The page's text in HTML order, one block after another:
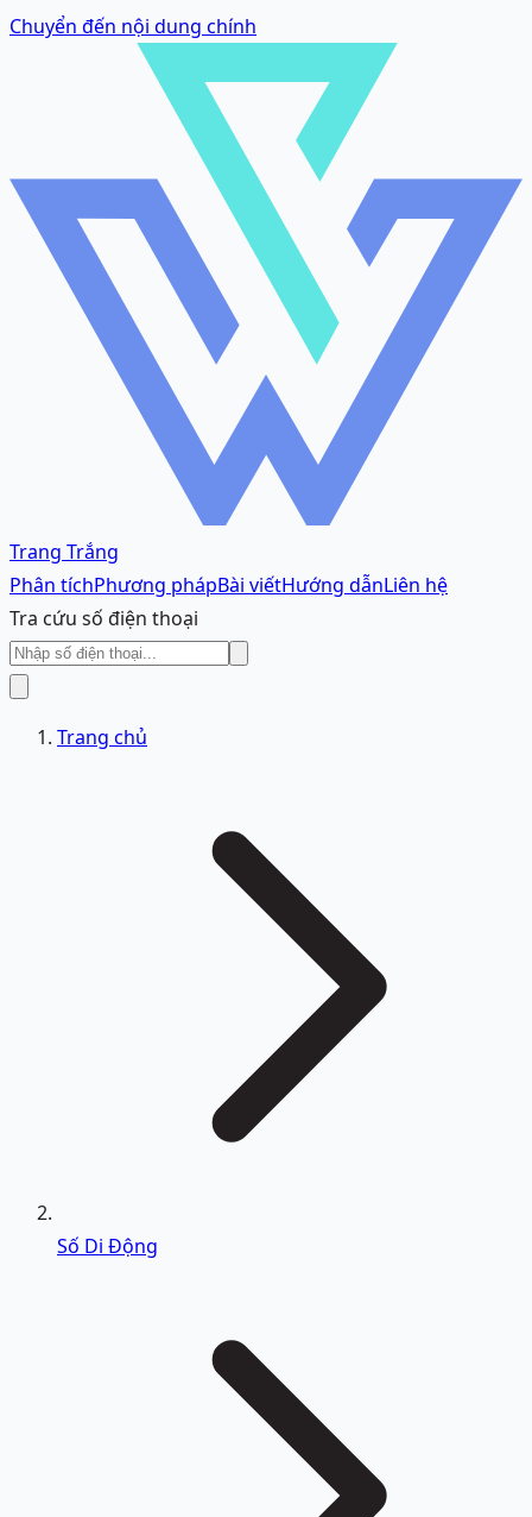
Chuyển đến nội dung chính
Trang Trắng
Phân tíchPhương phápBài viếtHướng dẫnLiên hệ
Tra cứu số điện thoại
Trang chủ
Số Di Động